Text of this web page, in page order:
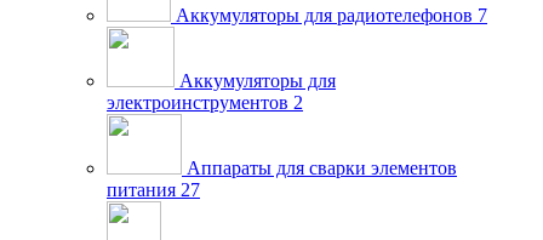
Аккумуляторы для радиотелефонов 7
Аккумуляторы для
электроинструментов 2
Аппараты для сварки элементов
питания 27